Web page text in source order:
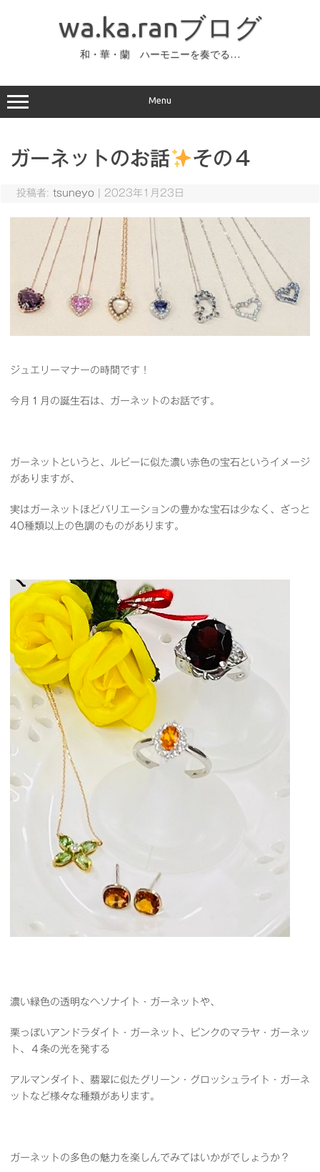
ッ
プ
wa.ka.ranブログ
和・華・蘭 ハーモニーを奏でる…
Menu
ガーネットのお話 その４
投稿者: tsuneyo 2023年1月23日
ジュエリーマナーの時間です！
今月１月の誕生石は、ガーネットのお話です。
ガーネットというと、ルビーに似た濃い赤色の宝石というイメージ
がありますが、
実はガーネットほどバリエーションの豊かな宝石は少なく、ざっと
40種類以上の色調のものがあります。
濃い緑色の透明なヘソナイト・ガーネットや、
栗っぽいアンドラダイト・ガーネット、ピンクのマラヤ・ガーネッ
ト、４条の光を発する
アルマンダイト、翡翠に似たグリーン・グロッシュライト・ガーネ
ットなど様々な種類があります。
ガーネットの多色の魅力を楽しんでみてはいかがでしょうか？